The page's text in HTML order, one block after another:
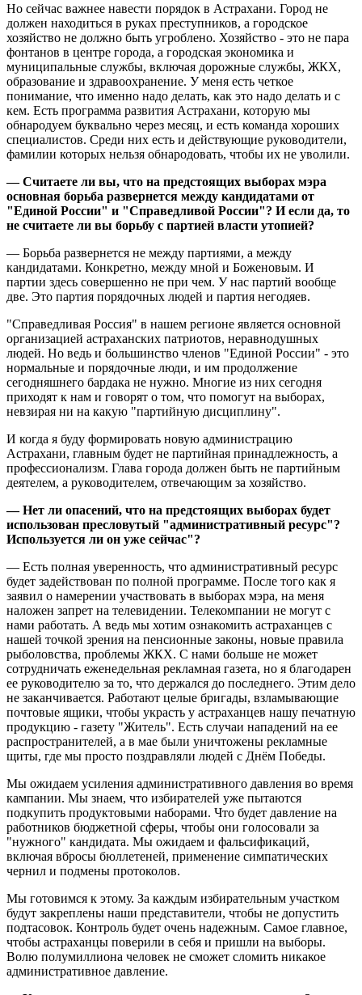
Но сейчас важнее навести порядок в Астрахани. Город не
должен находиться в руках преступников, а городское
хозяйство не должно быть угроблено. Хозяйство - это не пара
фонтанов в центре города, а городская экономика и
муниципальные службы, включая дорожные службы, ЖКХ,
образование и здравоохранение. У меня есть четкое
понимание, что именно надо делать, как это надо делать и с
кем. Есть программа развития Астрахани, которую мы
обнародуем буквально через месяц, и есть команда хороших
специалистов. Среди них есть и действующие руководители,
фамилии которых нельзя обнародовать, чтобы их не уволили.
— Считаете ли вы, что на предстоящих выборах мэра
основная борьба развернется между кандидатами от
"Единой России" и "Справедливой России"? И если да, то
не считаете ли вы борьбу с партией власти утопией?
— Борьба развернется не между партиями, а между
кандидатами. Конкретно, между мной и Боженовым. И
партии здесь совершенно не при чем. У нас партий вообще
две. Это партия порядочных людей и партия негодяев.
"Справедливая Россия" в нашем регионе является основной
организацией астраханских патриотов, неравнодушных
людей. Но ведь и большинство членов "Единой России" - это
нормальные и порядочные люди, и им продолжение
сегодняшнего бардака не нужно. Многие из них сегодня
приходят к нам и говорят о том, что помогут на выборах,
невзирая ни на какую "партийную дисциплину".
И когда я буду формировать новую администрацию
Астрахани, главным будет не партийная принадлежность, а
профессионализм. Глава города должен быть не партийным
деятелем, а руководителем, отвечающим за хозяйство.
— Нет ли опасений, что на предстоящих выборах будет
использован пресловутый "административный ресурс"?
Используется ли он уже сейчас"?
— Есть полная уверенность, что административный ресурс
будет задействован по полной программе. После того как я
заявил о намерении участвовать в выборах мэра, на меня
наложен запрет на телевидении. Телекомпании не могут с
нами работать. А ведь мы хотим ознакомить астраханцев с
нашей точкой зрения на пенсионные законы, новые правила
рыболовства, проблемы ЖКХ. С нами больше не может
сотрудничать еженедельная рекламная газета, но я благодарен
ее руководителю за то, что держался до последнего. Этим дело
не заканчивается. Работают целые бригады, взламывающие
почтовые ящики, чтобы украсть у астраханцев нашу печатную
продукцию - газету "Житель". Есть случаи нападений на ее
распространителей, а в мае были уничтожены рекламные
щиты, где мы просто поздравляли людей с Днём Победы.
Мы ожидаем усиления административного давления во время
кампании. Мы знаем, что избирателей уже пытаются
подкупить продуктовыми наборами. Что будет давление на
работников бюджетной сферы, чтобы они голосовали за
"нужного" кандидата. Мы ожидаем и фальсификаций,
включая вбросы бюллетеней, применение симпатических
чернил и подмены протоколов.
Мы готовимся к этому. За каждым избирательным участком
будут закреплены наши представители, чтобы не допустить
подтасовок. Контроль будет очень надежным. Самое главное,
чтобы астраханцы поверили в себя и пришли на выборы.
Волю полумиллиона человек не сможет сломить никакое
административное давление.